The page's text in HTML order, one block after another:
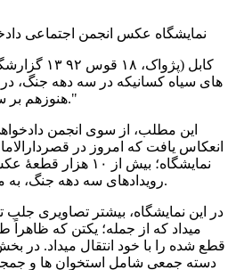
کابل
هاى سياه کسانيکه در سه دهه جنگ،
هنوزهم بر سر قدرت اند، بايد افشا شود."
اين مطلب، از سوى انجمن
انعکاس يافت که امروز در
نمايشگاه؛ بيش از ١٠
رويدادهاى سه دهه جنگ، به معرض ديد قرار گرفته است.
در اين نمايشگاه، بيشتر تصاويرى جلب
ميداد که از جمله؛ يکتن که
قطع شده را با خود انتقال ميداد. در
دسته جمعى شامل استخوان ها و